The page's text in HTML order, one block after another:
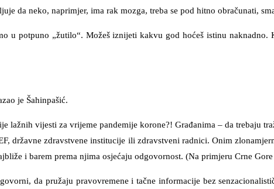
da neko, naprimjer, ima rak mozga, treba se pod hitno obračunati,
u potpuno „žutilo“. Možeš iznijeti kakvu god hoćeš istinu
je Šahinpašić.
lažnih vijesti za vrijeme pandemije korone?! Građanima – da trebaju
državne zdravstvene institucije ili zdravstveni radnici. Onim
i barem prema njima osjećaju odgovornost. (Na primjeru Crne
da pružaju pravovremene i tačne informacije bez